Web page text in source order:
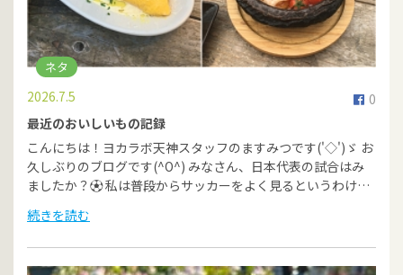
ネタ
0
2026.7.5
最近のおいしいもの記録
こんにちは！ヨカラボ天神スタッフのますみつです('◇')ゞ お
久しぶりのブログです(^O^) みなさん、日本代表の試合はみ
ましたか？⚽ 私は普段からサッカーをよく見るというわけ…
続きを読む